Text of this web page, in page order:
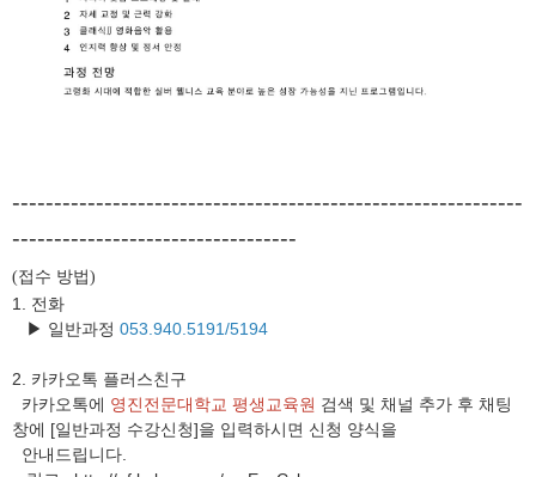
-------------------------------------------------------------
----------------------------------
(접수 방법)
1. 전화
▶ 일반과정 053.940.5191/5194
2. 카카오톡 플러스친구
카카오톡에 영진전문대학교 평생교육원 검색 및 채널 추가 후 채팅
창에 [일반과정 수강신청]을 입력하시면 신청 양식을
안내드립니다.